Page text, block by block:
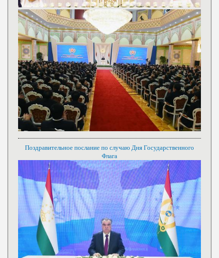
Поздравительное послание по случаю Дня Государственного
Флага